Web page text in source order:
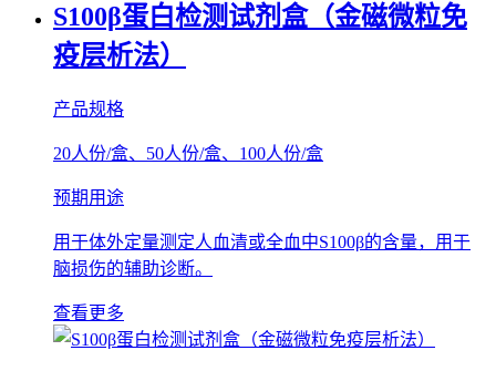
S100β蛋白检测试剂盒（金磁微粒免
疫层析法）
产品规格
20人份/盒、50人份/盒、100人份/盒
预期用途
用于体外定量测定人血清或全血中S100β的含量，用于
脑损伤的辅助诊断。
查看更多